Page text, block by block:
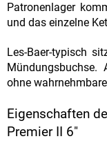
Patronenlager
und das einzelne
Les-Baer-typisch
ohne
Eigenschaften
Premier II 6"